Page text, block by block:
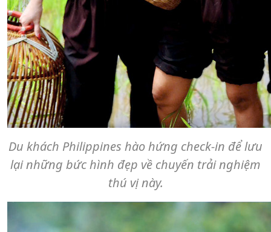
Du khách Philippines hào hứng check-in để lưu
lại những bức hình đẹp về chuyến trải nghiệm
thú vị này.